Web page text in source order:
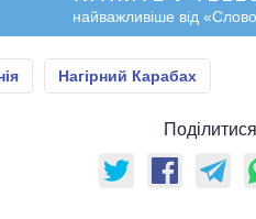
найважливіше від «Слово
Нагірний Карабах